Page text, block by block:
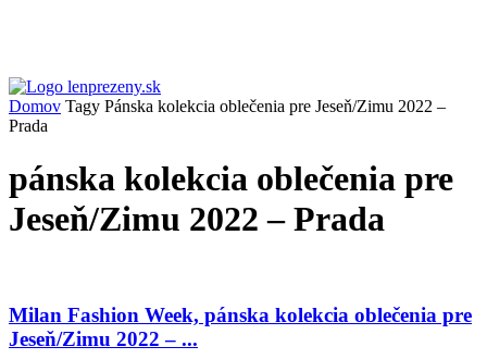
Domov Tagy Pánska kolekcia oblečenia pre Jeseň/Zimu 2022 –
Prada
pánska kolekcia oblečenia pre
Jeseň/Zimu 2022 – Prada
Milan Fashion Week, pánska kolekcia oblečenia pre
Jeseň/Zimu 2022 – ...